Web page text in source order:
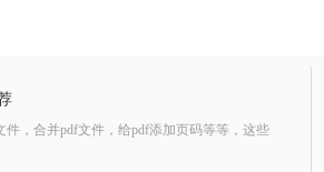
，合并pdf文件，给pdf添加页码等等，这些